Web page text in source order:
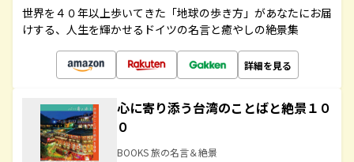
世界を４０年以上歩いてきた「地球の歩き方」があなたにお届
けする、人生を輝かせるドイツの名言と癒やしの絶景集
詳細を見る
心に寄り添う台湾のことばと絶景１０
０
BOOKS 旅の名言＆絶景